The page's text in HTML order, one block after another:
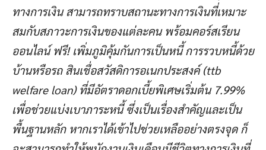
ทางการเงิน สามารถทราบสถานะทางการเงินที่เหมาะ
สมกับสภาวะการเงินของแต่ละคน พร้อมคอร์สเรียน
ออนไลน์ ฟรี! เพิ่มภูมิคุ้มกันการเป็นหนี้ การรวบหนี้ด้วย
บ้านหรือรถ สินเชื่อสวัสดิการอเนกประสงค์ (ttb
welfare loan) ที่มีอัตราดอกเบี้ยพิเศษเริ่มต้น 7.99%
เพื่อช่วยแบ่งเบาภาระหนี้ ซึ่งเป็นเรื่องสำคัญและเป็น
พื้นฐานหลัก หากเราได้เข้าไปช่วยเหลืออย่างตรงจุด ก็